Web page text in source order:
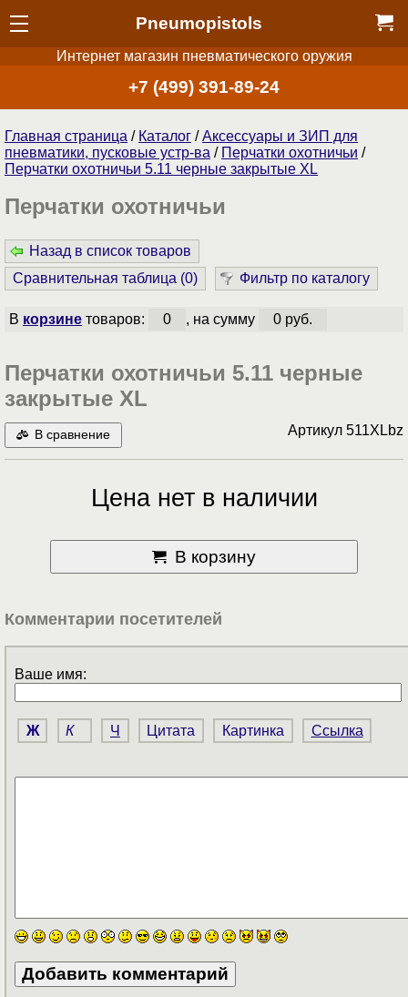
Pneumopistols
Интернет магазин пневматического оружия
+7 (499) 391-89-24
Главная страница / Каталог /Аксессуары и ЗИП для
пневматики, пусковые устр-ва / Перчатки охотничьи /
Перчатки охотничьи 5.11 черные закрытые XL
Перчатки охотничьи
Назад в список товаров
Сравнительная таблица (0) Фильтр по каталогу
В корзинетоваров: 0 , на сумму 0 руб.
Перчатки охотничьи 5.11 черные
закрытые XL
В сравнение Артикул 511XLbz
Цена нет в наличии
В корзину
Комментарии посетителей
Ваше имя:
Ж К Ч Цитата Картинка Ссылка